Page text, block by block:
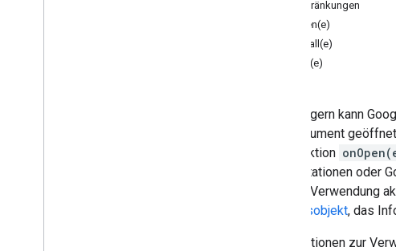
Einschränkungen
onOpen(e)
onInstall(e)
onEdit(e)
Mit Triggern kann
ein Dokument
die Funktion
Präsentationen oder
vor der Verwendung
Ereignisobjekt, das
Informationen zur